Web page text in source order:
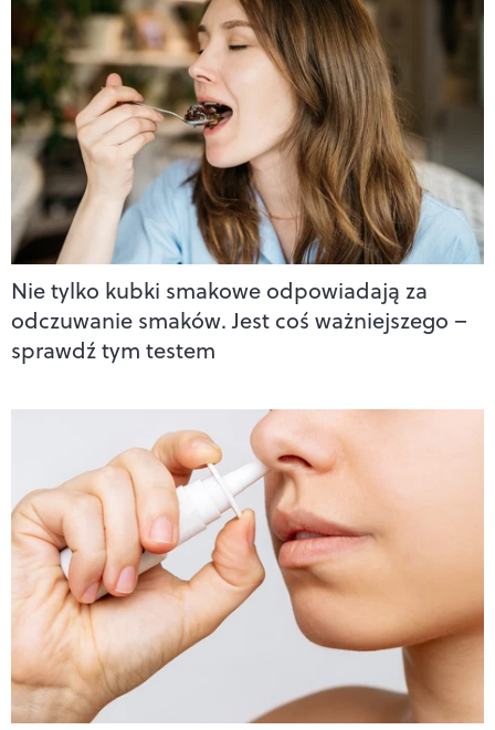
Nie tylko kubki smakowe odpowiadają za
odczuwanie smaków. Jest coś ważniejszego –
sprawdź tym testem